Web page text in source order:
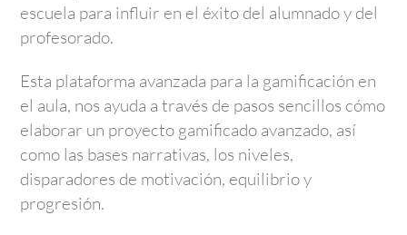
escuela para influir en el éxito del alumnado y del
profesorado.
Esta plataforma avanzada para la gamificación en
el aula, nos ayuda a través de pasos sencillos cómo
elaborar un proyecto gamificado avanzado, así
como las bases narrativas, los niveles,
disparadores de motivación, equilibrio y
progresión.